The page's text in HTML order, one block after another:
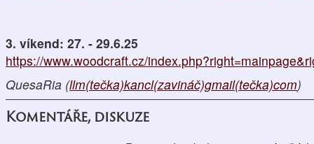
3. víkend: 27. - 29.6.25
https://www.woodcraft.cz/
QuesaRia (llm(tečka)kancl(zavináč)gmail(tečka)com)
Komentáře, diskuze